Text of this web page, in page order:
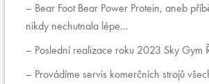
Bear Foot Bear Power Protein, aneb
nikdy nechutnala lépe...
Poslední realizace roku 2023 Sky Gym
Provádíme servis komerčních strojů